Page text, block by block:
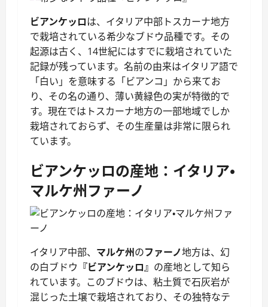
ビアンケッロは、イタリア中部トスカーナ地方
で栽培されている希少なブドウ品種です。その
起源は古く、14世紀にはすでに栽培されていた
記録が残っています。名前の由来はイタリア語で
「白い」を意味する「ビアンコ」から来てお
り、その名の通り、薄い黄緑色の実が特徴的で
す。現在ではトスカーナ地方の一部地域でしか
栽培されておらず、その生産量は非常に限られ
ています。
ビアンケッロの産地：イタリア・
マルケ州ファーノ
イタリア中部、 マルケ州のファーノ地方は、幻
の白ブドウ 『ビアンケッロ』 の産地として知ら
れています。このブドウは、粘土質で石灰岩が
混じった土壌で栽培されており、その独特なテ